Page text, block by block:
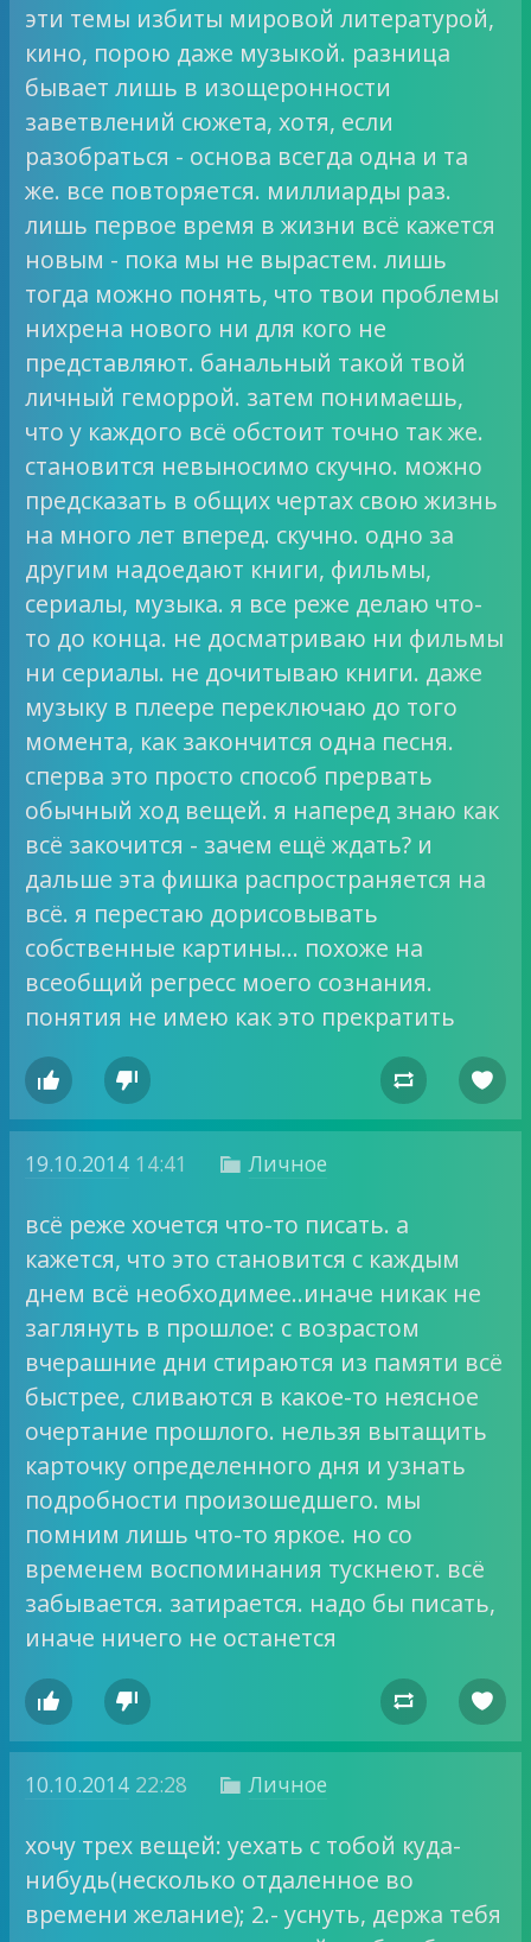
эти темы избиты мировой литературой,
кино, порою даже музыкой. разница
бывает лишь в изощеронности
заветвлений сюжета, хотя, если
разобраться - основа всегда одна и та
же. все повторяется. миллиарды раз.
лишь первое время в жизни всё кажется
новым - пока мы не вырастем. лишь
тогда можно понять, что твои проблемы
нихрена нового ни для кого не
представляют. банальный такой твой
личный геморрой. затем понимаешь,
что у каждого всё обстоит точно так же.
становится невыносимо скучно. можно
предсказать в общих чертах свою жизнь
на много лет вперед. скучно. одно за
другим надоедают книги, фильмы,
сериалы, музыка. я все реже делаю что-
то до конца. не досматриваю ни фильмы
ни сериалы. не дочитываю книги. даже
музыку в плеере переключаю до того
момента, как закончится одна песня.
сперва это просто способ прервать
обычный ход вещей. я наперед знаю как
всё закочится - зачем ещё ждать? и
дальше эта фишка распространяется на
всё. я перестаю дорисовывать
собственные картины… похоже на
всеобщий регресс моего сознания.
понятия не имею как это прекратить
   
19.10.2014 14:41  Личное
всё реже хочется что-то писать. а
кажется, что это становится с каждым
днем всё необходимее..иначе никак не
заглянуть в прошлое: с возрастом
вчерашние дни стираются из памяти всё
быстрее, сливаются в какое-то неясное
очертание прошлого. нельзя вытащить
карточку определенного дня и узнать
подробности произошедшего. мы
помним лишь что-то яркое. но со
временем воспоминания тускнеют. всё
забывается. затирается. надо бы писать,
иначе ничего не останется
   
10.10.2014 22:28  Личное
хочу трех вещей: уехать с тобой куда-
нибудь(несколько отдаленное во
времени желание); 2.- уснуть, держа тебя